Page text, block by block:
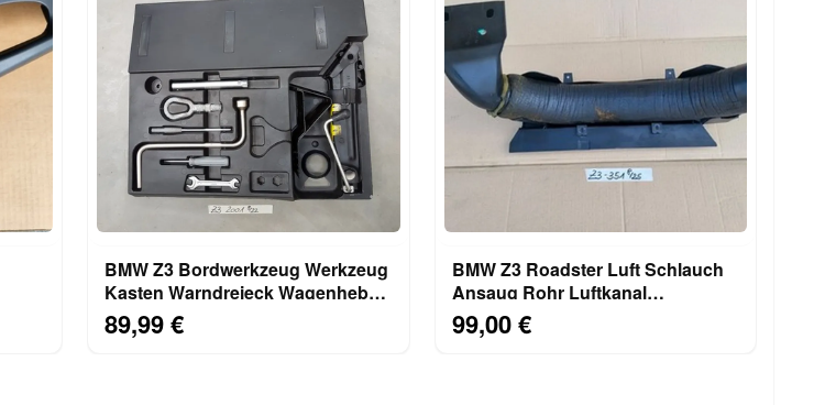
BMW Z3 Bordwerkzeug Werkzeug
Kasten Warndreieck Wagenheber
Abschlepp Öse Haken
89,99 €
BMW Z3 Roadster Luft Schlauch
Ansaug Rohr Luftkanal
Schnorchel 1743351 + Halter
99,00 €